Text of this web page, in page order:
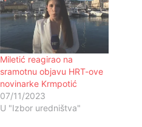
Miletić reagirao na
sramotnu objavu HRT-ove
novinarke Krmpotić
07/11/2023
U "Izbor uredništva"